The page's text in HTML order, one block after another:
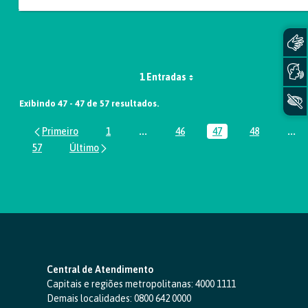
1 Entradas
Exibindo 47 - 47 de 57 resultados.
Página
1 ...Páginas intermediárias Usar ABA
Página
46 Página
47 Página
48 ...
Página
57
Central de Atendimento
Capitais e regiões metropolitanas: 4000 1111
Demais localidades: 0800 642 0000